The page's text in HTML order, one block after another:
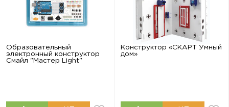
Образовательный
электронный конструктор
Смайл "Мастер Light"
Конструктор «СКАРТ Умный
дом»